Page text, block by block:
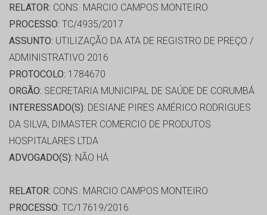
RELATOR: CONS. MARCIO CAMPOS MONTEIRO
PROCESSO: TC/4935/2017
ASSUNTO: UTILIZAÇÃO DA ATA DE REGISTRO DE PREÇO /
ADMINISTRATIVO 2016
PROTOCOLO: 1784670
ORGÃO: SECRETARIA MUNICIPAL DE SAÚDE DE CORUMBÁ
INTERESSADO(S): DESIANE PIRES AMÉRICO RODRIGUES
DA SILVA, DIMASTER COMERCIO DE PRODUTOS
HOSPITALARES LTDA
ADVOGADO(S): NÃO HÁ
RELATOR: CONS. MARCIO CAMPOS MONTEIRO
PROCESSO: TC/17619/2016